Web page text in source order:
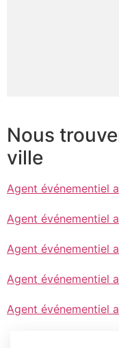
Nous
ville
Agent événementiel
Agent événementiel
Agent événementiel
Agent événementiel
Agent événementiel